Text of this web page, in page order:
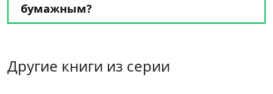
бумажным?
Другие книги из серии